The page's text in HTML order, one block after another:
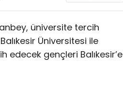
üniversite tercih
Üniversitesi ile
edecek gençleri Balıkesir’e